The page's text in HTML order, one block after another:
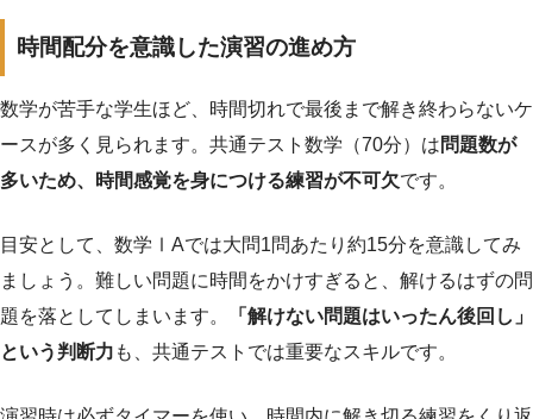
時間配分を意識した演習の進め方
数学が苦手な学生ほど、時間切れで最後まで解き終わらないケ
ースが多く見られます。共通テスト数学（70分）は問題数が
多いため、時間感覚を身につける練習が不可欠です。
目安として、数学ⅠAでは大問1問あたり約15分を意識してみ
ましょう。難しい問題に時間をかけすぎると、解けるはずの問
題を落としてしまいます。
「解けない問題はいったん後回し」
という判断力 も、共通テストでは重要なスキルです。